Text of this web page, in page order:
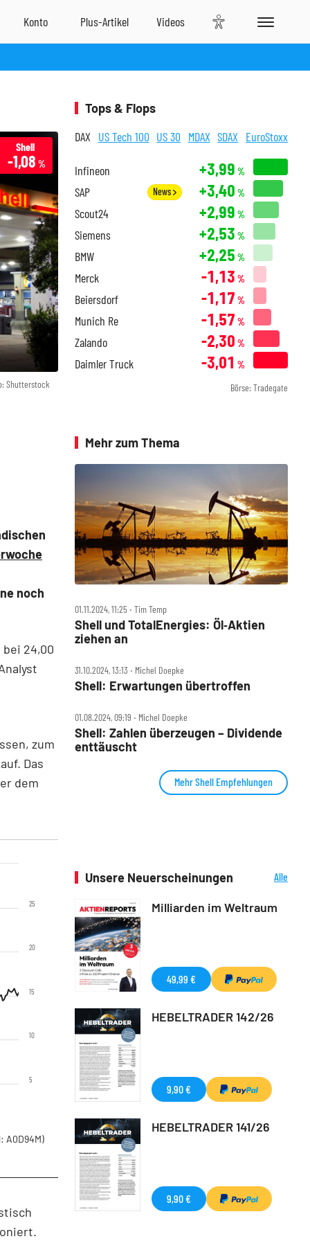
Shutterstock
Shell
-1,08 %
noch
24,00
zum
Das
dem
5
10
15
20
25
A0D94M)
Tops & Flops
DAX US Tech 100 US 30 MDAX SDAX EuroStoxx
Infineon +3,99 %
SAP News +3,40 %
Scout24 +2,99 %
Siemens +2,53 %
BMW +2,25 %
Merck -1,13 %
Beiersdorf -1,17 %
Munich Re -1,57 %
Zalando -2,30 %
Daimler Truck -3,01 %
Börse: Tradegate
Mehr zum Thema
01.11.2024, 11:25 ‧ Tim Temp
Shell und TotalEnergies: Öl‑Aktien
ziehen an
31.10.2024, 13:13 ‧ Michel Doepke
Shell: Erwartungen übertroffen
01.08.2024, 09:19 ‧ Michel Doepke
Shell: Zahlen überzeugen – Dividende
enttäuscht
Mehr Shell Empfehlungen
Unsere Neuerscheinungen
Alle
Milliarden im Weltraum
49,99 €
HEBELTRADER 142/26
9,90 €
HEBELTRADER 141/26
9,90 €